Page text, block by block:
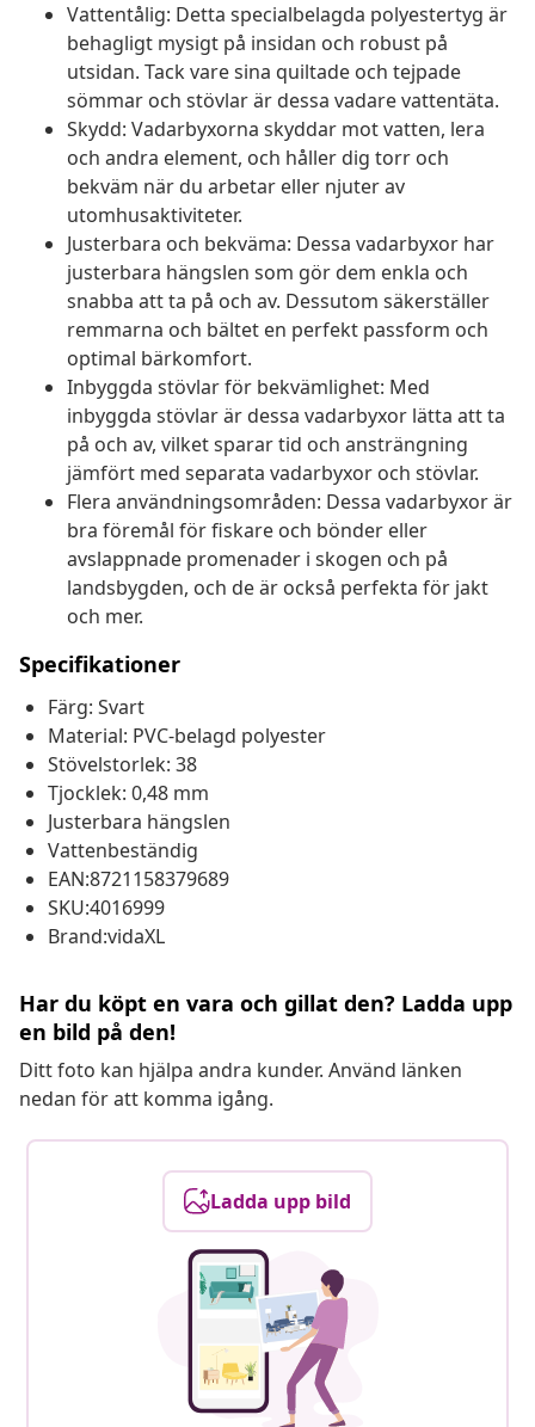
Vattentålig: Detta specialbelagda polyestertyg är
behagligt mysigt på insidan och robust på
utsidan. Tack vare sina quiltade och tejpade
sömmar och stövlar är dessa vadare vattentäta.
Skydd: Vadarbyxorna skyddar mot vatten, lera
och andra element, och håller dig torr och
bekväm när du arbetar eller njuter av
utomhusaktiviteter.
Justerbara och bekväma: Dessa vadarbyxor har
justerbara hängslen som gör dem enkla och
snabba att ta på och av. Dessutom säkerställer
remmarna och bältet en perfekt passform och
optimal bärkomfort.
Inbyggda stövlar för bekvämlighet: Med
inbyggda stövlar är dessa vadarbyxor lätta att ta
på och av, vilket sparar tid och ansträngning
jämfört med separata vadarbyxor och stövlar.
Flera användningsområden: Dessa vadarbyxor är
bra föremål för fiskare och bönder eller
avslappnade promenader i skogen och på
landsbygden, och de är också perfekta för jakt
och mer.
Specifikationer
Färg: Svart
Material: PVC-belagd polyester
Stövelstorlek: 38
Tjocklek: 0,48 mm
Justerbara hängslen
Vattenbeständig
EAN:8721158379689
SKU:4016999
Brand:vidaXL
Har du köpt en vara och gillat den? Ladda upp
en bild på den!
Ditt foto kan hjälpa andra kunder. Använd länken
nedan för att komma igång.
Ladda upp bild